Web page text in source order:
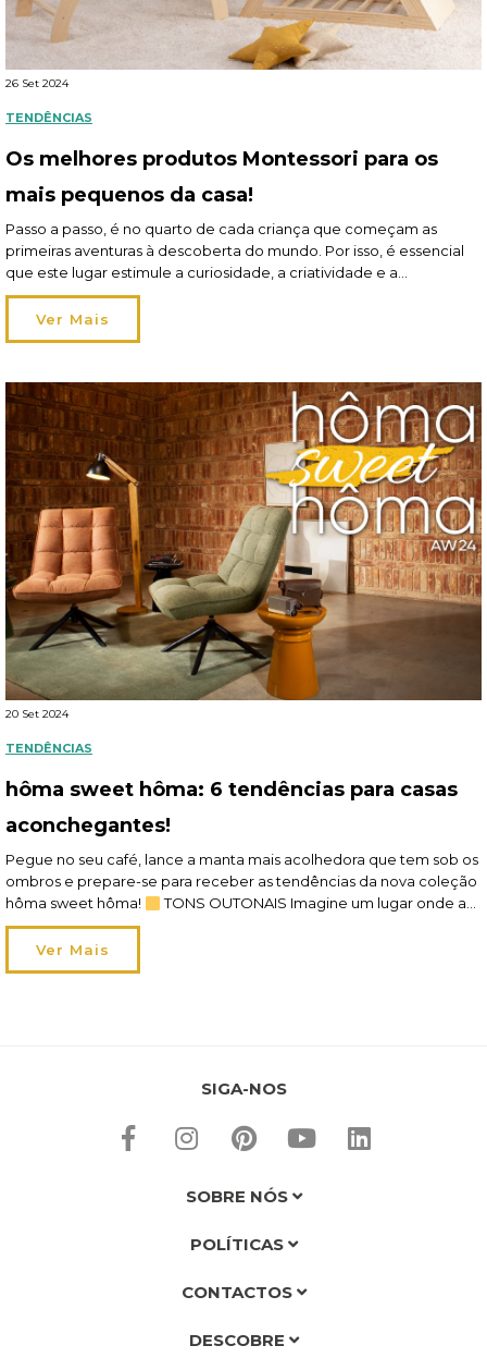
26 Set 2024
TENDÊNCIAS
Os melhores produtos Montessori para os
mais pequenos da casa!
Passo a passo, é no quarto de cada criança que começam as
primeiras aventuras à descoberta do mundo. Por isso, é essencial
que este lugar estimule a curiosidade, a criatividade e a
aprendizagem autónoma: e, aí, entram os produtos Montessori que
ganharam muita popularidade nos últimos anos! É provável que já
tenha ouvido falar: o […]
Ver Mais
20 Set 2024
TENDÊNCIAS
hôma sweet hôma: 6 tendências para casas
aconchegantes!
Pegue no seu café, lance a manta mais acolhedora que tem sob os
ombros e prepare-se para receber as tendências da nova coleção
hôma sweet hôma!
TONS OUTONAIS Imagine um lugar onde as
cores outonais transbordam e banham o interior de forma mágica.
Enquanto isso, a sensação de que o cheiro a maçã e […]
Ver Mais
SIGA-NOS
SOBRE NÓS
POLÍTICAS
CONTACTOS
DESCOBRE